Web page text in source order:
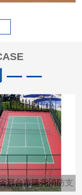
— —
邢台市隆尧消防支